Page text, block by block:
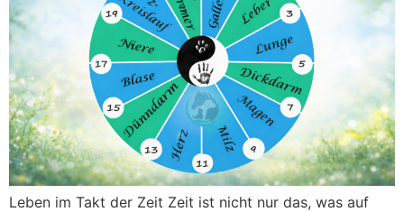
Leben im Takt der Zeit Zeit ist nicht nur das, was auf